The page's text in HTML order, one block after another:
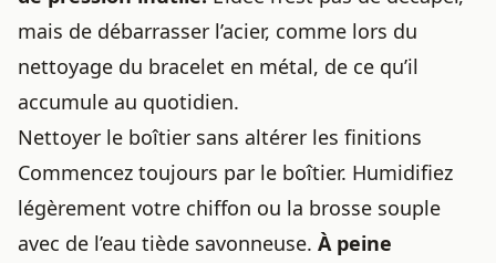
mais de débarrasser l’acier, comme lors du
nettoyage du bracelet en métal, de ce qu’il
accumule au quotidien.
Nettoyer le boîtier sans altérer les finitions
Commencez toujours par le boîtier. Humidifiez
légèrement votre chiffon ou la brosse souple
avec de l’eau tiède savonneuse. À peine